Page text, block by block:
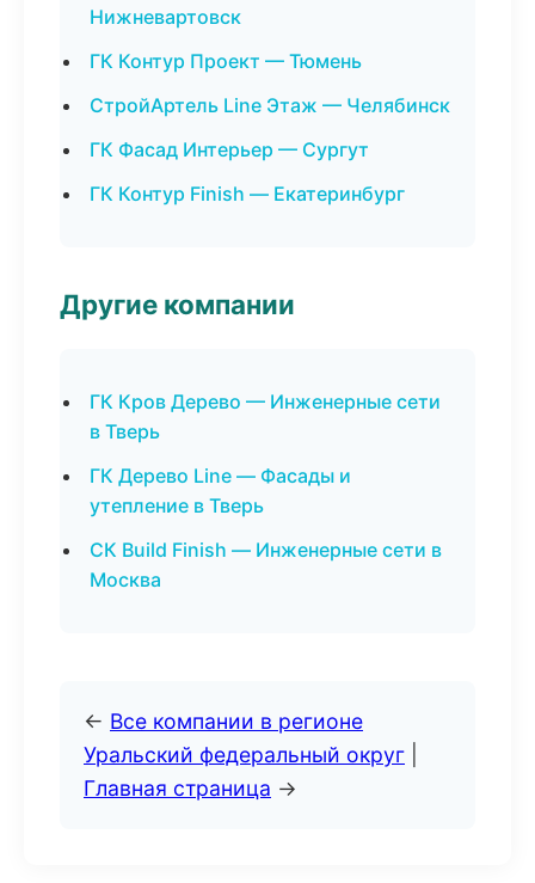
Нижневартовск
ГК Контур Проект — Тюмень
СтройАртель Line Этаж — Челябинск
ГК Фасад Интерьер — Сургут
ГК Контур Finish — Екатеринбург
Другие компании
ГК Кров Дерево — Инженерные сети
в Тверь
ГК Дерево Line — Фасады и
утепление в Тверь
СК Build Finish — Инженерные сети в
Москва
← Все компании в регионе
Уральский федеральный округ
Главная страница →